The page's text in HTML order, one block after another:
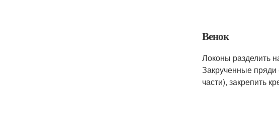
Венок
Локоны разделить
Закрученные пряди
части), закрепить